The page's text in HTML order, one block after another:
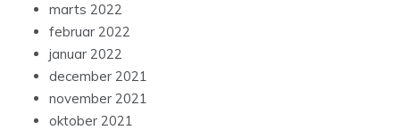
marts 2022
februar 2022
januar 2022
december 2021
november 2021
oktober 2021